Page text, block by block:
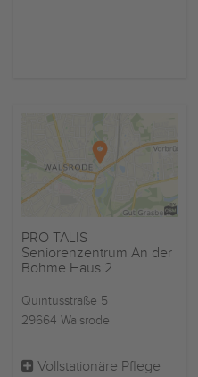
PRO TALIS
Seniorenzentrum An der
Böhme Haus 2
Quintusstraße 5
29664 Walsrode
Vollstationäre Pflege